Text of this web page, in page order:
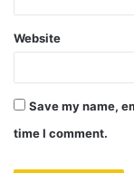
Website
Save my name,
time I comment.